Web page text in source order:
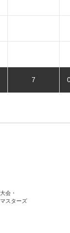
7
会・
スターズ